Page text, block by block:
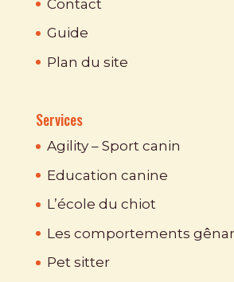
Contact
Guide
Plan du site
Services
Agility – Sport canin
Education canine
L’école du chiot
Les comportements
Pet sitter